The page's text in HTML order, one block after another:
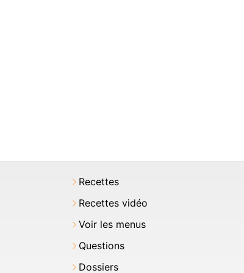
Recettes
Recettes vidéo
Voir les menus
Questions
Dossiers